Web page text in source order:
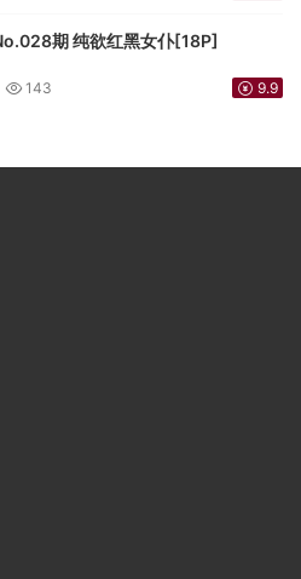
期 纯欲红黑女仆[18P]
143 9.9